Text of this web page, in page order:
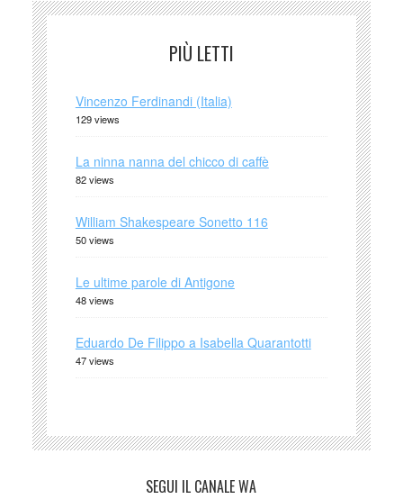
PIÙ LETTI
Vincenzo Ferdinandi (Italia)
129 views
La ninna nanna del chicco di caffè
82 views
William Shakespeare Sonetto 116
50 views
Le ultime parole di Antigone
48 views
Eduardo De Filippo a Isabella Quarantotti
47 views
SEGUI IL CANALE WA